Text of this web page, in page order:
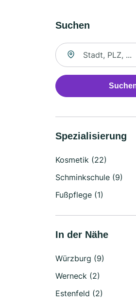
Suchen
Suche nach Ort
Spezialisierung
Kosmetik (22)
Schminkschule (9)
Fußpflege (1)
In der Nähe
Würzburg (9)
Werneck (2)
Estenfeld (2)